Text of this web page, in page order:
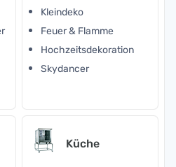
Kleindeko
Feuer & Flamme
Hochzeitsdekoration
Skydancer
Küche